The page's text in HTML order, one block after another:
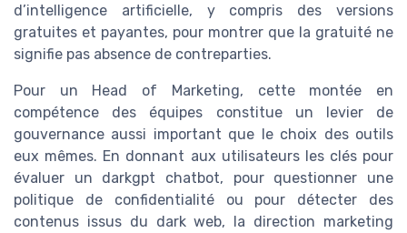
d’intelligence artificielle, y compris des versions
gratuites et payantes, pour montrer que la gratuité ne
signifie pas absence de contreparties.
Pour un Head of Marketing, cette montée en
compétence des équipes constitue un levier de
gouvernance aussi important que le choix des outils
eux mêmes. En donnant aux utilisateurs les clés pour
évaluer un darkgpt chatbot, pour questionner une
politique de confidentialité ou pour détecter des
contenus issus du dark web, la direction marketing